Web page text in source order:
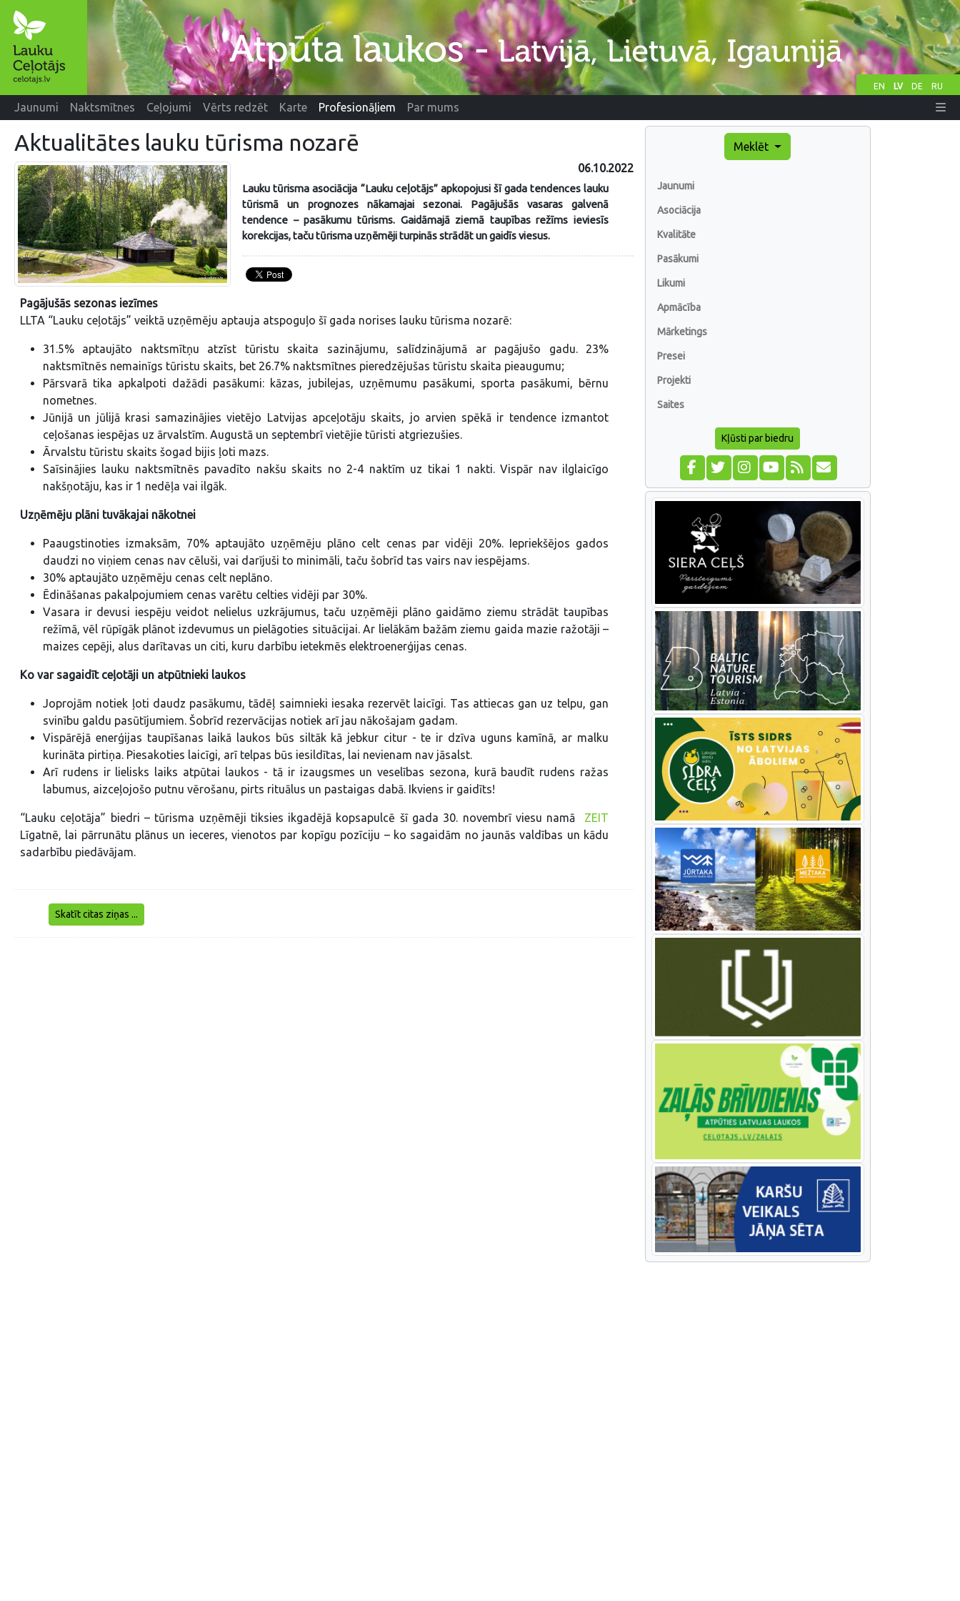
EN LV DE RU
Jaunumi Naktsmītnes Ceļojumi Vērts redzēt Karte Profesionāļiem Par mums
Aktualitātes lauku tūrisma nozarē
06.10.2022
Lauku tūrisma asociācija “Lauku ceļotājs” apkopojusi šī gada tendences lauku
tūrismā un prognozes nākamajai sezonai. Pagājušās vasaras galvenā
tendence – pasākumu tūrisms. Gaidāmajā ziemā taupības režīms ieviesīs
korekcijas, taču tūrisma uzņēmēji turpinās strādāt un gaidīs viesus.
Pagājušās sezonas iezīmes
LLTA “Lauku ceļotājs” veiktā uzņēmēju aptauja atspoguļo šī gada norises lauku tūrisma nozarē:
31.5% aptaujāto naktsmītņu atzīst tūristu skaita sazinājumu, salīdzinājumā ar pagājušo gadu. 23%
naktsmītnēs nemainīgs tūristu skaits, bet 26.7% naktsmītnes pieredzējušas tūristu skaita pieaugumu;
Pārsvarā tika apkalpoti dažādi pasākumi: kāzas, jubilejas, uzņēmumu pasākumi, sporta pasākumi, bērnu
nometnes.
Jūnijā un jūlijā krasi samazinājies vietējo Latvijas apceļotāju skaits, jo arvien spēkā ir tendence izmantot
ceļošanas iespējas uz ārvalstīm. Augustā un septembrī vietējie tūristi atgriezušies.
Ārvalstu tūristu skaits šogad bijis ļoti mazs.
Saīsinājies lauku naktsmītnēs pavadīto nakšu skaits no 2-4 naktīm uz tikai 1 nakti. Vispār nav ilglaicīgo
nakšņotāju, kas ir 1 nedēļa vai ilgāk.
Uzņēmēju plāni tuvākajai nākotnei
Paaugstinoties izmaksām, 70% aptaujāto uzņēmēju plāno celt cenas par vidēji 20%. Iepriekšējos gados
daudzi no viņiem cenas nav cēluši, vai darījuši to minimāli, taču šobrīd tas vairs nav iespējams.
30% aptaujāto uzņēmēju cenas celt neplāno.
Ēdināšanas pakalpojumiem cenas varētu celties vidēji par 30%.
Vasara ir devusi iespēju veidot nelielus uzkrājumus, taču uzņēmēji plāno gaidāmo ziemu strādāt taupības
režīmā, vēl rūpīgāk plānot izdevumus un pielāgoties situācijai. Ar lielākām bažām ziemu gaida mazie ražotāji –
maizes cepēji, alus darītavas un citi, kuru darbību ietekmēs elektroenerģijas cenas.
Ko var sagaidīt ceļotāji un atpūtnieki laukos
Joprojām notiek ļoti daudz pasākumu, tādēļ saimnieki iesaka rezervēt laicīgi. Tas attiecas gan uz telpu, gan
svinību galdu pasūtījumiem. Šobrīd rezervācijas notiek arī jau nākošajam gadam.
Vispārējā enerģijas taupīšanas laikā laukos būs siltāk kā jebkur citur - te ir dzīva uguns kamīnā, ar malku
kurināta pirtiņa. Piesakoties laicīgi, arī telpas būs iesildītas, lai nevienam nav jāsalst.
Arī rudens ir lielisks laiks atpūtai laukos - tā ir izaugsmes un veselības sezona, kurā baudīt rudens ražas
labumus, aizceļojošo putnu vērošanu, pirts rituālus un pastaigas dabā. Ikviens ir gaidīts!
“Lauku ceļotāja” biedri – tūrisma uzņēmēji tiksies ikgadējā kopsapulcē šī gada 30. novembrī viesu namā ZEIT
Līgatnē, lai pārrunātu plānus un ieceres, vienotos par kopīgu pozīciju – ko sagaidām no jaunās valdības un kādu
sadarbību piedāvājam.
Skatīt citas ziņas ...
Meklēt
Jaunumi
Asociācija
Kvalitāte
Pasākumi
Likumi
Apmācība
Mārketings
Presei
Projekti
Saites
Kļūsti par biedru